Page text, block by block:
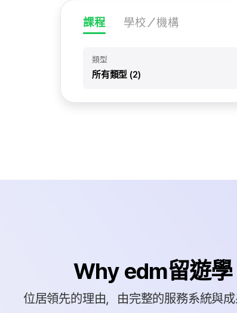
課程 學校／機構
類型
所有類型 (2)
Why edm留遊學
位居領先的理由，由完整的服務系統與